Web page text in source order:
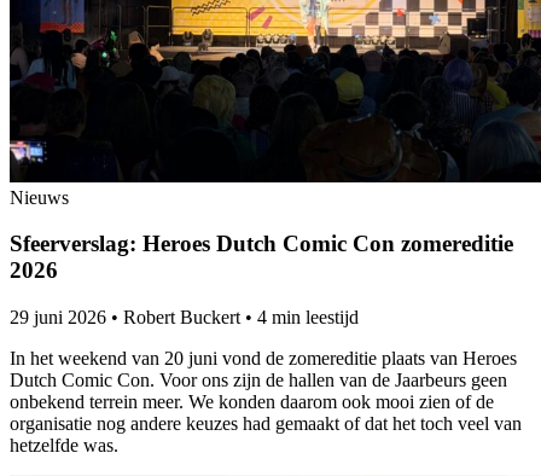
Nieuws
Sfeerverslag: Heroes Dutch Comic Con zomereditie
2026
29 juni 2026 • Robert Buckert • 4 min leestijd
In het weekend van 20 juni vond de zomereditie plaats van Heroes
Dutch Comic Con. Voor ons zijn de hallen van de Jaarbeurs geen
onbekend terrein meer. We konden daarom ook mooi zien of de
organisatie nog andere keuzes had gemaakt of dat het toch veel van
hetzelfde was.